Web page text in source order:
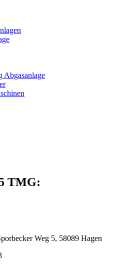
Abgasanlage
TMG:
Weg 5, 58089 Hagen